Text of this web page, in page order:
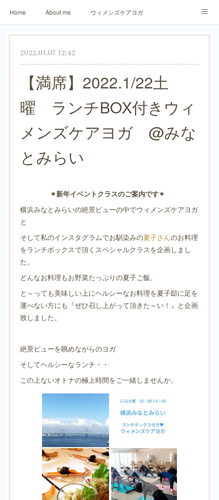
Home About me ウィメンズケアヨガ
アロマリラックスヨガ パーソナトレーニング
2022.01.07 12:42
【満席】2022.1/22土
曜 ランチBOX付きウィ
メンズケアヨガ @みな
とみらい
✴︎新年イベントクラスのご案内です✴︎ ⁡
横浜みなとみらいの絶景ビューの中でウィメンズケアヨガ
と
そして私のインスタグラムでお馴染みの夏子さんのお料理
をランチボックスで頂くスペシャルクラスを企画しまし
た。
どんなお料理もお野菜たっぷりの夏子ご飯。
と～っても美味しい上にヘルシーなお料理を夏子邸に足を
運べない方にも『ぜひ召し上がって頂きた～い！』と企画
致しました。 ⁡ ⁡
絶景ビューを眺めながらのヨガ
そしてヘルシーなランチ・・
この上ないオトナの極上時間をご一緒しませんか。